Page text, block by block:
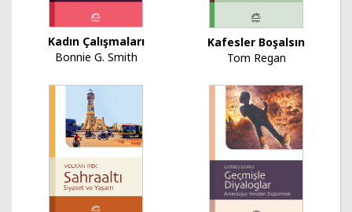
Kadın Çalışmaları
Bonnie G. Smith
Kafesler Boşalsın
Tom Regan